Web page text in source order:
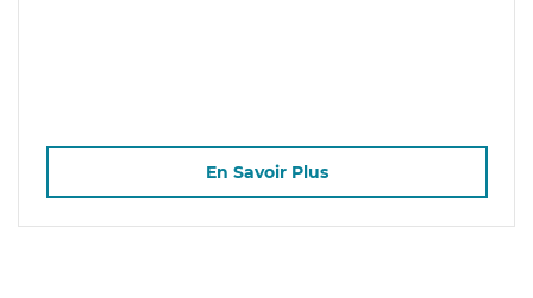
En Savoir Plus